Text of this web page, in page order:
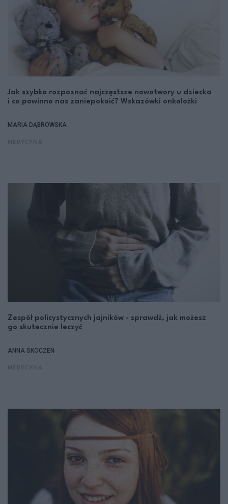
Jak szybko rozpoznać najczęstsze nowotwory u dziecka
i co powinno nas zaniepokoić? Wskazówki onkolożki
MARIA DĄBROWSKA
Zespół policystycznych jajników - sprawdź, jak możesz
go skutecznie leczyć
ANNA SKOCZEN